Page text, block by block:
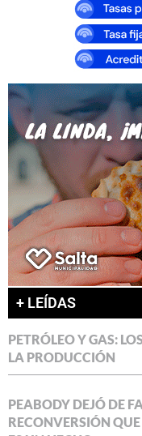
+ LEÍDAS
PETRÓLEO Y GAS:
LA PRODUCCIÓN
PEABODY DEJÓ DE
RECONVERSIÓN